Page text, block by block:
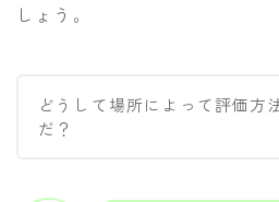
しょう。
どうして場所によって評価方
だ？